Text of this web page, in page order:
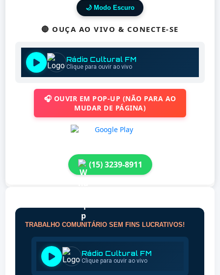
🌙 Modo Escuro
🔴 OUÇA AO VIVO & CONECTE-SE
🎧 OUVIR EM POP-UP (NÃO PARA AO
MUDAR DE PÁGINA)
(15) 3239-8911
TRABALHO COMUNITÁRIO SEM FINS LUCRATIVOS!